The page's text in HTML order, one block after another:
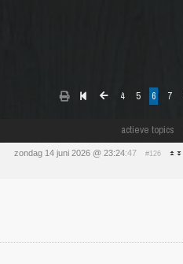
4 5 6 7
actieve topics
zondag 14 juni 2026 @ 23:24:47 #126